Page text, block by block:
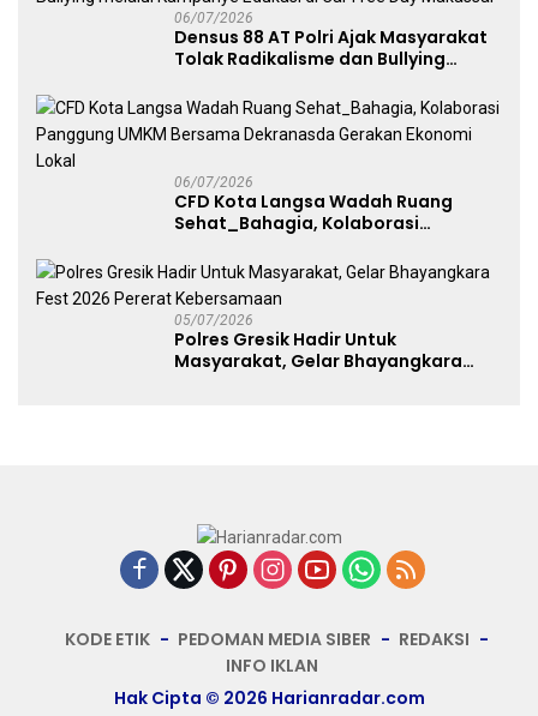
06/07/2026
Densus 88 AT Polri Ajak Masyarakat
Tolak Radikalisme dan Bullying
Free Day Makassar
06/07/2026
CFD Kota Langsa Wadah Ruang
Sehat_Bahagia, Kolaborasi
Dekranasda Gerakan Ekonomi Lokal
05/07/2026
Polres Gresik Hadir Untuk
Masyarakat, Gelar Bhayangkara
KODE ETIK PEDOMAN MEDIA SIBER
REDAKSI
INFO IKLAN
Hak Cipta © 2026 Harianradar.com